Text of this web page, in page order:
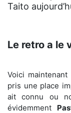
Taito
Le retro a le
Voici
pris une place
ait connu ou
évidemment